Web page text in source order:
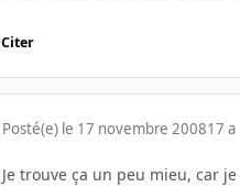
Citer
Posté(e) le 17 novembre 200817 a
Je trouve ça un peu mieu, car